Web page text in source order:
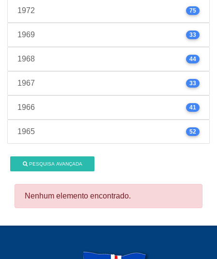
1972 75
1969 33
1968 44
1967 33
1966 41
1965 52
PESQUISA AVANÇADA
Nenhum elemento encontrado.